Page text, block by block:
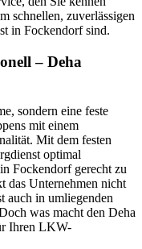
schnellen, zuverlässigen
in Fockendorf sind.
– Deha
sondern eine feste
mit einem
Mit dem festen
optimal
Fockendorf gerecht zu
das Unternehmen nicht
auch in umliegenden
was macht den Deha
Ihren LKW-